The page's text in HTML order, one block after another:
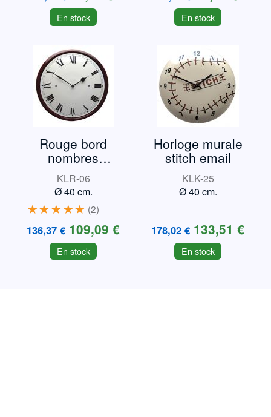
En stock En stock
Rouge bord
nombres
romains
KLR-06
Ø 40 cm.
2
136,37 € 109,09 €
En stock
Horloge murale
stitch email
KLK-25
Ø 40 cm.
178,02 € 133,51 €
En stock